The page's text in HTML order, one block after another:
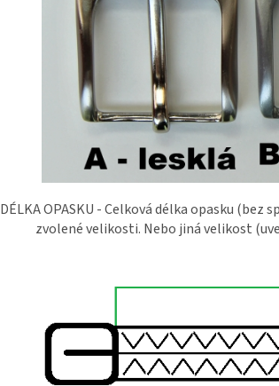
DÉLKA OPASKU - Celková délka opasku (bez
zvolené velikosti. Nebo jiná velikost